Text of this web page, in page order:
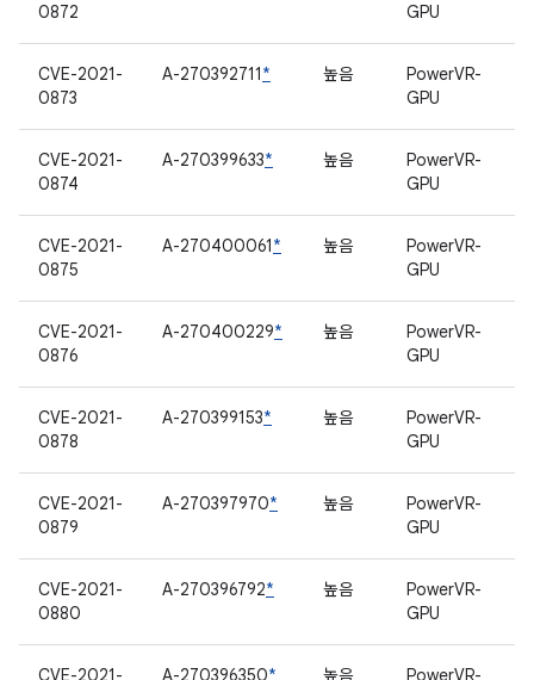
0872
GPU
CVE-2021-
0873
A-270392711* 높음
PowerVR-
GPU
CVE-2021-
0874
A-270399633* 높음
PowerVR-
GPU
CVE-2021-
0875
A-270400061* 높음
PowerVR-
GPU
CVE-2021-
0876
A-270400229* 높음
PowerVR-
GPU
CVE-2021-
0878
A-270399153* 높음
PowerVR-
GPU
CVE-2021-
0879
A-270397970* 높음
PowerVR-
GPU
CVE-2021-
0880
A-270396792* 높음
PowerVR-
GPU
CVE-2021-
A-270396350* 높음
PowerVR-